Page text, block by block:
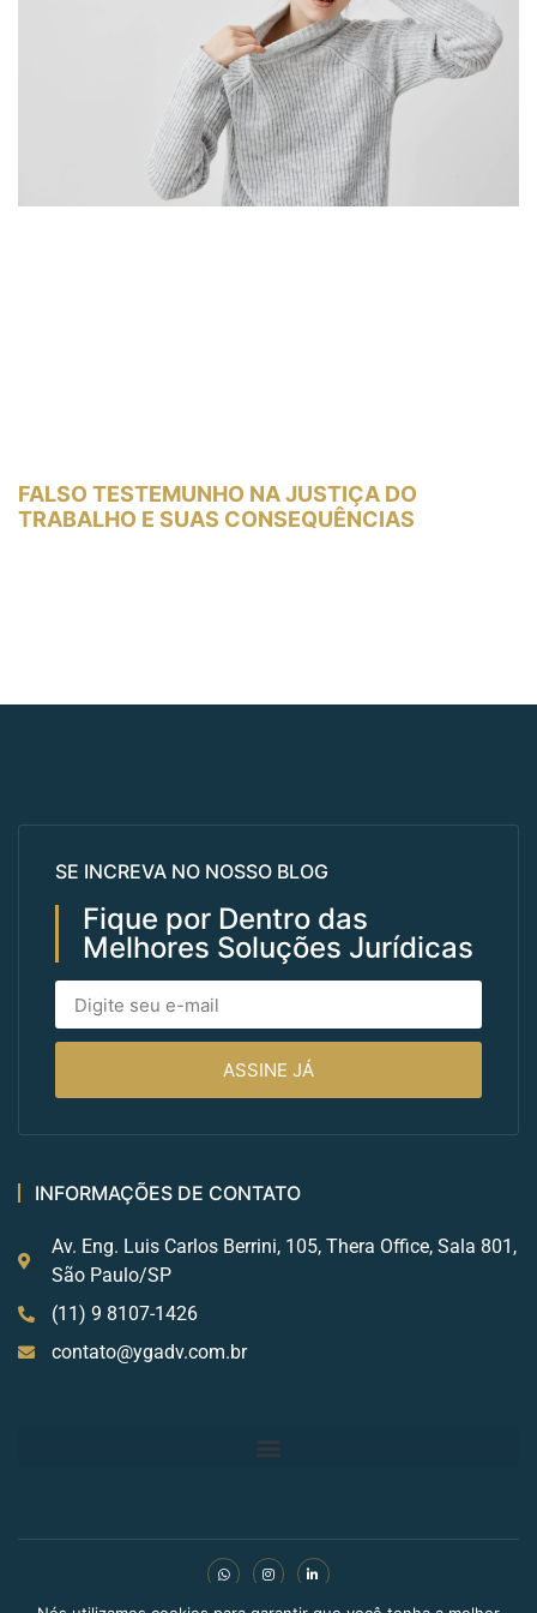
FALSO TESTEMUNHO NA JUSTIÇA DO
TRABALHO E SUAS CONSEQUÊNCIAS
SE INCREVA NO NOSSO BLOG
Fique por Dentro das
Melhores Soluções Jurídicas
ASSINE JÁ
INFORMAÇÕES DE CONTATO
Av. Eng. Luis Carlos Berrini, 105, Thera Office, Sala 801,
São Paulo/SP
(11) 9 8107-1426
contato@ygadv.com.br